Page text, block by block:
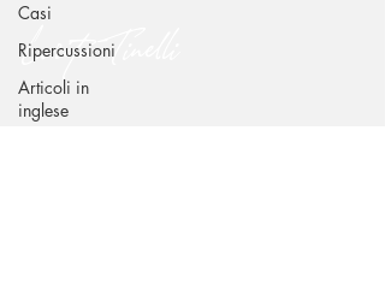
Casi
Ripercussioni
Articoli in
inglese
Lorita Tinelli